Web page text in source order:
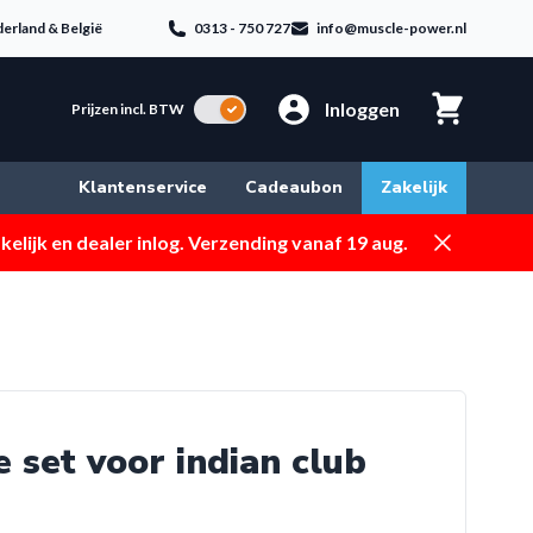
& België 0313 - 750 727 info@muscle-power.nl
Prijzen incl. BTW Incl. BTW Inloggen
Klantenservice Cadeaubon Zakelijk
en dealer inlog. Verzending vanaf 19 aug. Dismiss
set voor indian club